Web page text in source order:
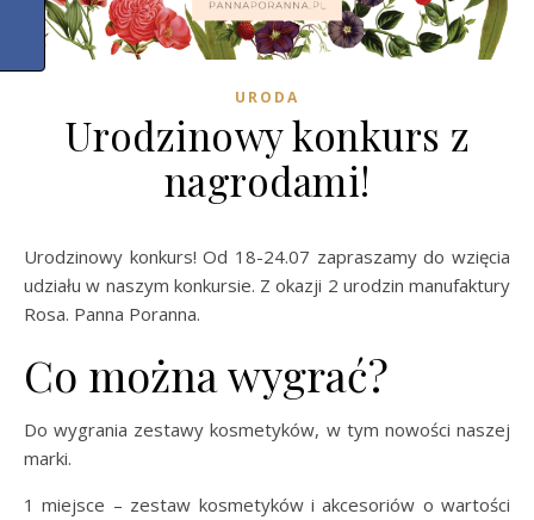
URODA
Urodzinowy konkurs z
nagrodami!
Urodzinowy konkurs! Od 18-24.07 zapraszamy do wzięcia
udziału w naszym konkursie. Z okazji 2 urodzin manufaktury
Rosa. Panna Poranna.
Co można wygrać?
Do wygrania zestawy kosmetyków, w tym nowości naszej
marki.
1 miejsce – zestaw kosmetyków i akcesoriów o wartości